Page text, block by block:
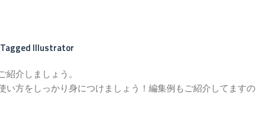
Tagged Illustrator
介しましょう。
い方をしっかり身につけましょう！編集例もご紹介してますの